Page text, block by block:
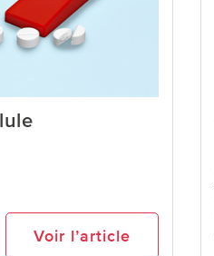
Voir l’article